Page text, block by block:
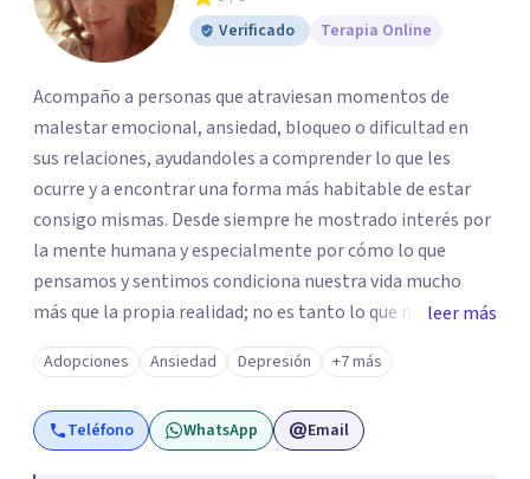
Verificado
Terapia Online
Acompaño a personas que atraviesan momentos de
malestar emocional, ansiedad, bloqueo o dificultad en
sus relaciones, ayudandoles a comprender lo que les
ocurre y a encontrar una forma más habitable de estar
consigo mismas. Desde siempre he mostrado interés por
la mente humana y especialmente por cómo lo que
pensamos y sentimos condiciona nuestra vida mucho
más que la propia realidad; no es tanto lo que nos pueda
suceder sino cómo lo vivimos. Por eso, mi trabajo parte
de la escucha de la experiencia subjetiva de cada persona.
Entiendo la terapia como un espacio de
acompañamiento donde poder dar sentido a lo que
leer más
Adopciones Ansiedad Depresión +7 más
Teléfono WhatsApp Email